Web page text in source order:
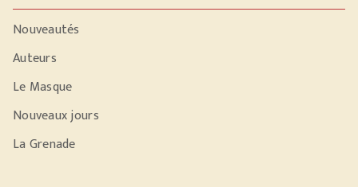
Nouveautés
Auteurs
Le Masque
Nouveaux jours
La Grenade